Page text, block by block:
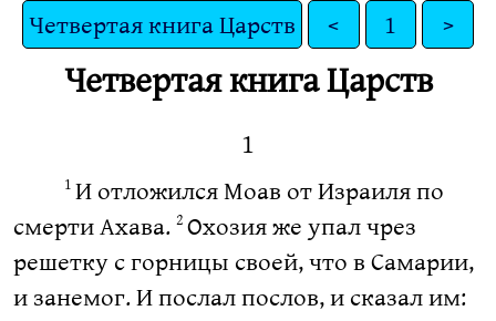
Четвертая книга Царств < 1 >
Четвертая книга Царств
1
1 И отложился Моав от Израиля по
смерти Ахава. 2 Охозия же упал чрез
решетку с горницы своей, что в Самарии,
и занемог. И послал послов, и сказал им: